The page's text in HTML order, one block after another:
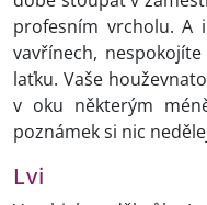
profesním vrcholu. A
vavřínech,
laťku. Vaše
v oku některým
poznámek si nic
Lvi